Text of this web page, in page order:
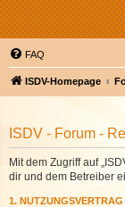
FAQ
ISDV-Homepage
ISDV - Forum -
Mit dem Zugriff auf
dir und dem Betreiber
1. NUTZUNGSVERTRAG